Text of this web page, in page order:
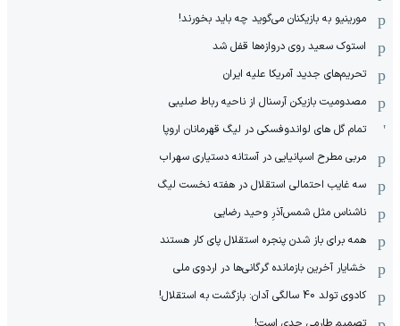
مورینیو به بازیکنان می‌گوید چه باید بخورند!
استوک سعید روی دروازه‌ها قفل شد
تحریم‌های جدید آمریکا علیه ایران
مصدومیت بازیکن آرسنال از ناحیه رباط صلیبی
تمام گل های لواندوفسکی در لیگ قهرمانان اروپا
مربی مطرح اسپانیایی در آستانه دستیاری سهراب
سه غایب احتمالی استقلال در هفته نخست لیگ
ناشناس مثل شمس‌آذرِ وحید رضایی
همه برای باز شدن پنجره استقلال پای کار هستند
خشایار آخرین بازمانده گرگانی‌ها در اردوی ملی
کادوی تولد 40 سالگی آدان: بازگشت به استقلال!